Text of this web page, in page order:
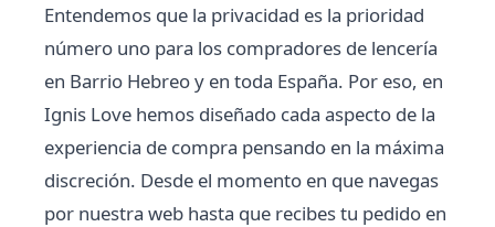
Entendemos que la privacidad es la prioridad
número uno para los compradores de lencería
en Barrio Hebreo y en toda España. Por eso, en
Ignis Love hemos diseñado cada aspecto de la
experiencia de compra pensando en la máxima
discreción. Desde el momento en que navegas
por nuestra web hasta que recibes tu pedido en